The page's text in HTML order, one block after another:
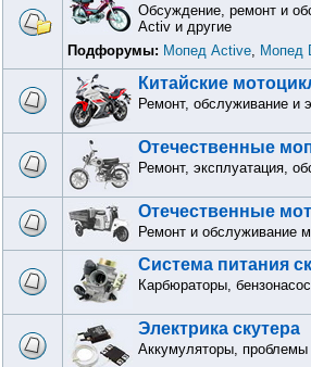
Обсуждение, ремонт и
Activ и другие
Подфорумы: Мопед Active, Мопед
Китайские
Ремонт, обслуживание и
Отечественные
Ремонт, эксплуатация,
Отечественные
Ремонт и обслуживание
Система питания
Карбюраторы,
Электрика скутера
Аккумуляторы,